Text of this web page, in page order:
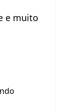
e muito